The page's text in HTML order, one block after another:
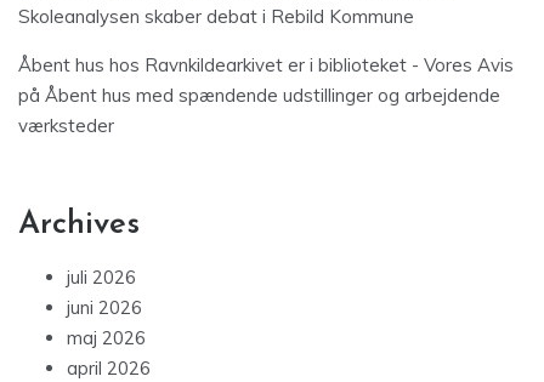
Skoleanalysen skaber debat i Rebild Kommune
Åbent hus hos Ravnkildearkivet er i biblioteket - Vores Avis
på Åbent hus med spændende udstillinger og arbejdende
værksteder
Archives
juli 2026
juni 2026
maj 2026
april 2026